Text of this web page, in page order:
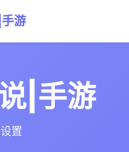
游
|手游
置